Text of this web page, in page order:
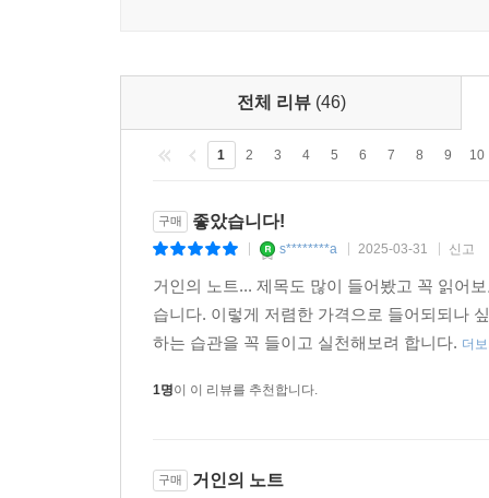
전체 리뷰 (46)
1 2 3 4 5 6 7 8 9 10
구매 좋았습니다!
s********a 2025-03-31 신고
거인의 노트... 제목도 많이 들어봤고 꼭 읽어
습니다. 이렇게 저렴한 가격으로 들어되되나
하는 습관을 꼭 들이고 실천해보려 합니다. 더
1명이 이 리뷰를 추천합니다.
구매 거인의 노트